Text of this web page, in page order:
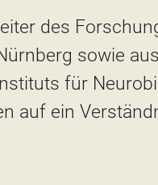
des
sowie
für
auf ein